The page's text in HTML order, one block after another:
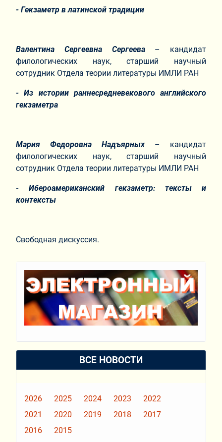
- Гекзаметр в латинской традиции
Валентина Сергеевна Сергеева– кандидат
филологических наук, старший научный
сотрудник Отдела теории литературы ИМЛИ РАН
- Из истории раннесредневекового английского
гекзаметра
Мария Федоровна Надъярных – кандидат
филологических наук, старший научный
сотрудник Отдела теории литературы ИМЛИ РАН
- Ибероамериканский гекзаметр: тексты и
контексты
Свободная дискуссия.
ВСЕ НОВОСТИ
2026 2025 2024 2023
2022
2021
2020 2019 2018
2017
2016
2015